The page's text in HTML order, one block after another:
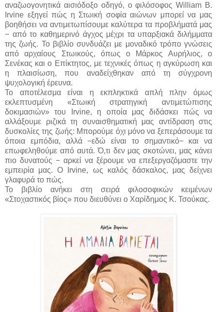
αναζωογονητικά αισιόδοξο οδηγό, ο φιλόσοφος William B.
Irvine εξηγεί πώς η Στωική σοφία αιώνων μπορεί να μας
βοηθήσει να αντιμετωπίσουμε καλύτερα τα προβλήματά μας
− από το καθημερινό άγχος μέχρι τα υπαρξιακά διλήμματα
της ζωής. Το βιβλίο συνδυάζει με μοναδικό τρόπο γνώσεις
από αρχαίους Στωικούς, όπως ο Μάρκος Αυρήλιος, ο
Σενέκας και ο Επίκτητος, με τεχνικές όπως η αγκύρωση και
η πλαισίωση, που αναδείχθηκαν από τη σύγχρονη
ψυχολογική έρευνα.
Το αποτέλεσμα είναι η εκπληκτικά απλή πλην όμως
εκλεπτυσμένη «Στωική στρατηγική αντιμετώπισης
δοκιμασιών» του Irvine, η οποία μας διδάσκει πώς να
αλλάξουμε ριζικά τη συναισθηματική μας αντίδραση στις
δυσκολίες της ζωής: Mπορούμε όχι μόνο να ξεπεράσουμε τα
όποια εμπόδια, αλλά −εδώ είναι το σημαντικό− και να
επωφεληθούμε από αυτά. Ό,τι δεν μας σκοτώνει, μας κάνει
πιο δυνατούς − αρκεί να ξέρουμε να επεξεργαζόμαστε την
εμπειρία μας. Ο Irvine, ως καλός δάσκαλος, μας δείχνει
γλαφυρά το πώς.
Το βιβλίο ανήκει στη σειρά φιλοσοφικών κειμένων
«Στοχαστικός βίος» που διευθύνει ο Χαρίδημος Κ. Τσούκας.